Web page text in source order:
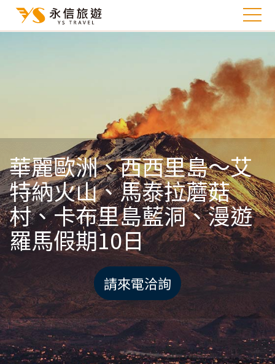
華麗歐洲、西西里島～艾
特納火山、馬泰拉蘑菇
村、卡布里島藍洞、漫遊
羅馬假期10日
請來電洽詢